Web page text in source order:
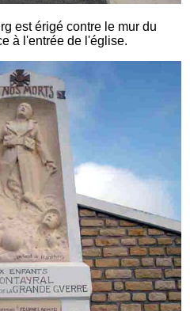
est érigé contre le mur du
à l'entrée de l'église.